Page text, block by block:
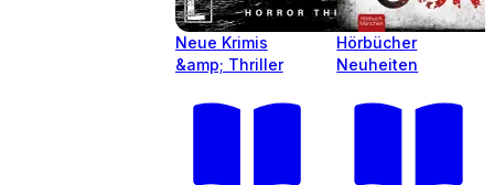
Neue Krimis
&amp; Thriller
Hörbücher
Neuheiten